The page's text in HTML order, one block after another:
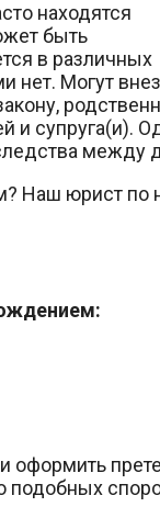
находятся
быть
в различных
Могут
и супруга(и).
между
Наш юрист
оформить
подобных